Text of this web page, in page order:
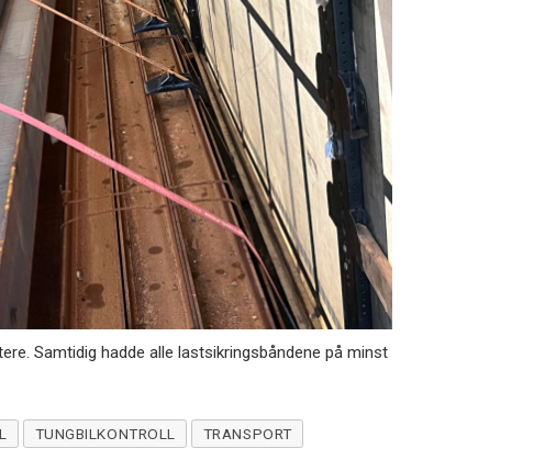
Samtidig hadde alle lastsikringsbåndene på minst
TUNGBILKONTROLL TRANSPORT